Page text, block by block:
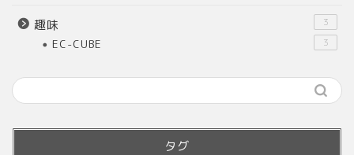
趣味 3
EC-CUBE 3
タグ